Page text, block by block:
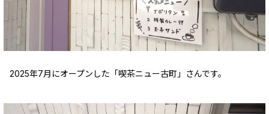
2025年7月にオープンした「喫茶ニュー古町」さんです。